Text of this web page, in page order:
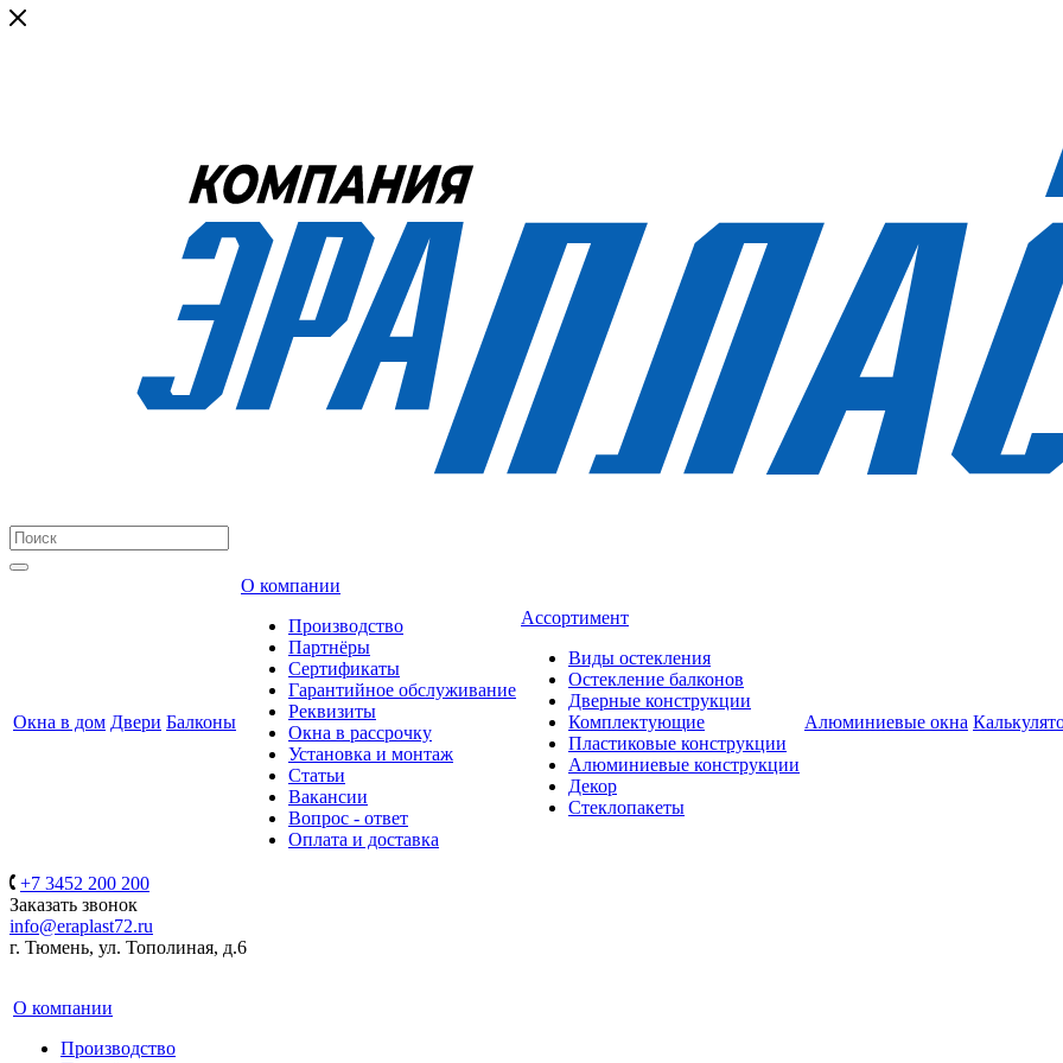
Окна в дом Двери Балконы
О компании
Производство
Партнёры
Сертификаты
Гарантийное обслуживание
Реквизиты
Окна в рассрочку
Установка и монтаж
Статьи
Вакансии
Вопрос - ответ
Оплата и доставка
Ассортимент
Виды остекления
Остекление балконов
Дверные конструкции
Комплектующие
Пластиковые конструкции
Алюминиевые конструкции
Декор
Стеклопакеты
Алюминиевые окна
+7 3452 200 200
Заказать звонок
info@eraplast72.ru
г. Тюмень, ул. Тополиная, д.6
О компании
Производство